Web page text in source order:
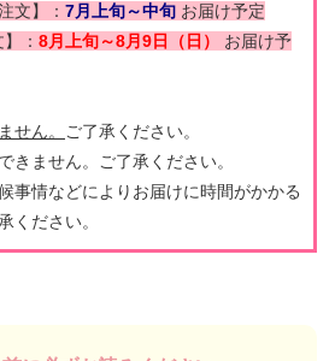
文】： 7月上旬～中旬 お届け予定
： 8月上旬～8月9日（日）
お届け予
せん。 ご了承ください。
きません。ご了承ください。
事情などによりお届けに時間がかかる
ください。